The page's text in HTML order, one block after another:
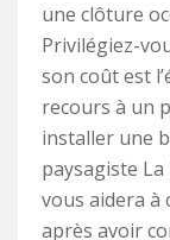
une clôture
Privilégiez-
son coût est
recours à un
installer une
paysagiste
vous aidera à
après avoir